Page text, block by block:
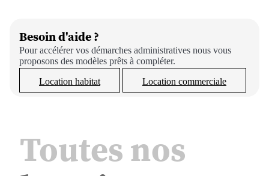
Besoin d'aide ?
Pour accélérer vos démarches administratives nous vous
proposons des modèles prêts à compléter.
Location habitat
Location commerciale
Toutes nos